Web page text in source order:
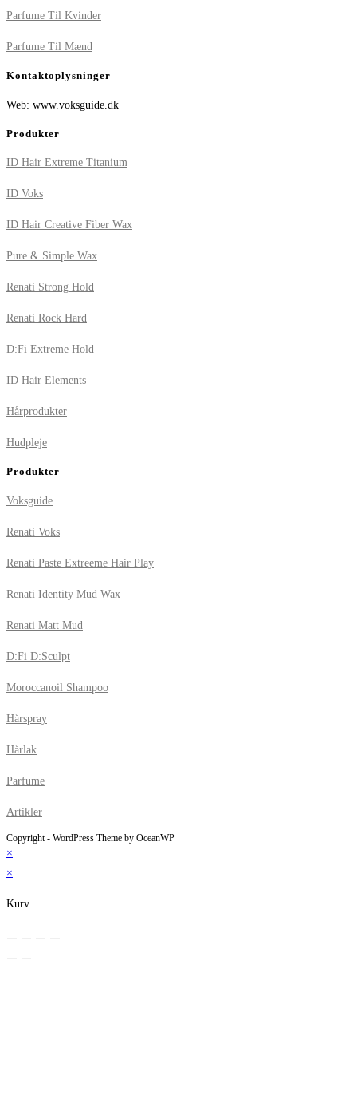
Parfume Til Kvinder
Parfume Til Mænd
Kontaktoplysninger
Web: www.voksguide.dk
Produkter
ID Hair Extreme Titanium
ID Voks
ID Hair Creative Fiber Wax
Pure & Simple Wax
Renati Strong Hold
Renati Rock Hard
D:Fi Extreme Hold
ID Hair Elements
Hårprodukter
Hudpleje
Produkter
Voksguide
Renati Voks
Renati Paste Extreeme Hair Play
Renati Identity Mud Wax
Renati Matt Mud
D:Fi D:Sculpt
Moroccanoil Shampoo
Hårspray
Hårlak
Parfume
Artikler
Copyright - WordPress Theme by OceanWP
×
×
Kurv